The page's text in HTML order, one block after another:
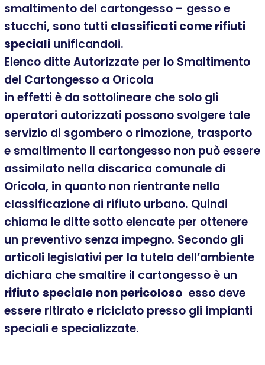
smaltimento del cartongesso – gesso e
stucchi, sono tutti classificati come rifiuti
speciali unificandoli.
Elenco ditte Autorizzate per lo Smaltimento
del Cartongesso a Oricola
in effetti è da sottolineare che solo gli
operatori autorizzati possono svolgere tale
servizio di sgombero o rimozione, trasporto
e smaltimento Il cartongesso non può essere
assimilato nella discarica comunale di
Oricola, in quanto non rientrante nella
classificazione di rifiuto urbano. Quindi
chiama le ditte sotto elencate per ottenere
un preventivo senza impegno. Secondo gli
articoli legislativi per la tutela dell’ambiente
dichiara che smaltire il cartongesso è un
rifiuto speciale non pericoloso esso deve
essere ritirato e riciclato presso gli impianti
speciali e specializzate.